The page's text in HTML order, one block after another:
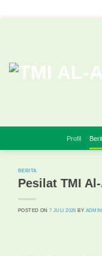
Profil
BERITA
Pesilat TMI
POSTED ON7 JULI 2026 BY